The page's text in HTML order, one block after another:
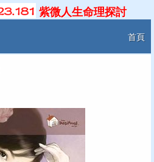
紫微人生命理探討
首頁